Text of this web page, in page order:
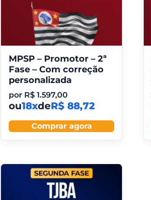
MPSP – Promotor – 2ª
Fase – Com correção
personalizada
por R$ 1.597,00
ou18xdeR$ 88,72
Comprar agora